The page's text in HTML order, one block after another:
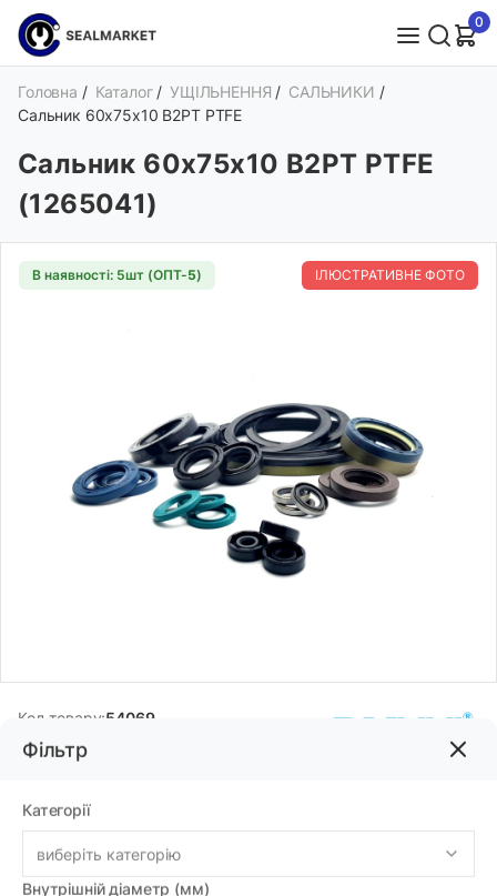
0
Фільтр
Категорії
виберіть категорію
Внутрішній діаметр (мм)
Головна / Каталог /УЩІЛЬНЕННЯ / САЛЬНИКИ /
Сальник 60х75х10 B2PT PTFE
Сальник 60х75х10 B2PT PTFE
(1265041)
В наявності: 5шт (ОПТ-5) ІЛЮСТРАТИВНЕ ФОТО
Код товару:54069
Бренд:DMHUI
2002.25грн
- + В корзину